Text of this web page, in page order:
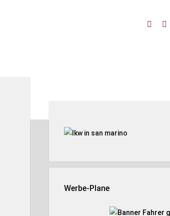
Werbe-Plane